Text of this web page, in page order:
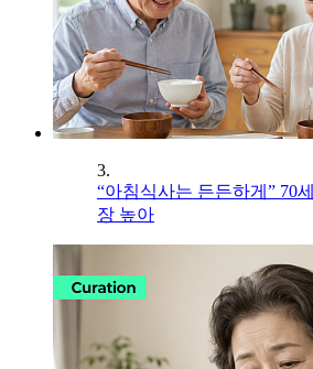
3.
“아침식사는 든든하게” 70
장 높아